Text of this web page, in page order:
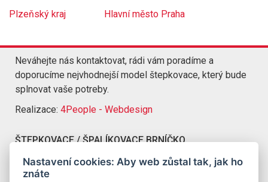
Plzeňský kraj
Hlavní město Praha
Neváhejte nás kontaktovat, rádi vám poradíme a
doporucíme nejvhodnejší model štepkovace, který bude
splnovat vaše potreby.
Realizace: 4People - Webdesign
ŠTEPKOVACE / ŠPALÍKOVACE BRNÍČKO
Kompletní nabídka štepkovacu a špalíkovacu Brníčko
Nastavení cookies: Aby web zůstal tak, jak ho
znáte